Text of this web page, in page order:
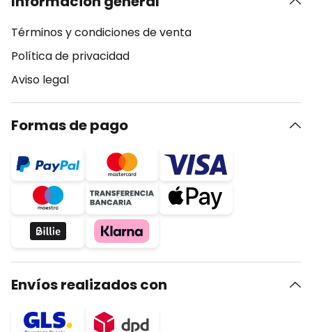
Términos y condiciones de venta
Política de privacidad
Aviso legal
Formas de pago
Envíos realizados con